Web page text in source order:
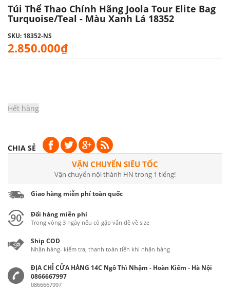
Túi Thể Thao Chính Hãng Joola Tour Elite Bag
Turquoise/Teal - Màu Xanh Lá 18352
SKU: 18352-NS
2.850.000₫
Hết hàng
CHIA SẺ
VẬN CHUYỂN SIÊU TỐC
Vận chuyển nội thành HN trong 1 tiếng!
Giao hàng miễn phí toàn quốc
Đổi hàng miễn phí
Trong vòng 3 ngày nếu có gặp vấn đề về size
Ship COD
Nhận hàng- kiểm tra, thanh toán tiền khi nhận hàng
ĐỊA CHỈ CỬA HÀNG 14C Ngô Thì Nhậm - Hoàn Kiếm - Hà Nội
0866667997
0866667997